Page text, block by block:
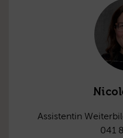
Assistentin
041